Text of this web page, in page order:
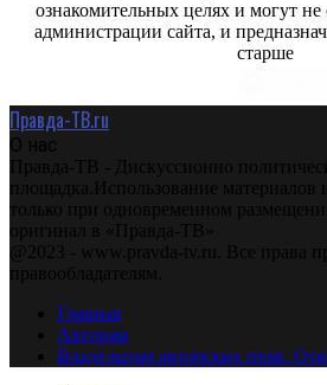
ознакомительных целях и могут
администрации сайта, и
старше
Правда-ТВ.ru
О нас
Правда-ТВ - Дискуссионно
площадка.Использование материалов
только при одновременном
оригинал в «Правда-ТВ»
@2023 - www.pravda-tv.ru. Все права
правообладателям.
Главная
Авторам
Владельцам авторских прав.